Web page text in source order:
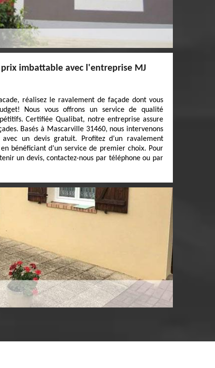
imbattable avec l'entreprise MJ
réalisez le ravalement de façade dont vous
Nous vous offrons un service de qualité
Certifiée Qualibat, notre entreprise assure
Basés à Mascarville 31460, nous intervenons
un devis gratuit. Profitez d’un ravalement
bénéficiant d’un service de premier choix. Pour
un devis, contactez-nous par téléphone ou par